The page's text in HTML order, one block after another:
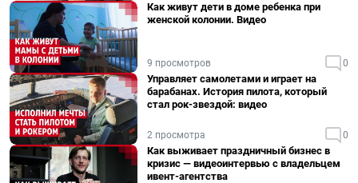
Как живут дети в доме ребенка при
женской колонии. Видео
9 просмотров 0
Управляет самолетами и играет на
барабанах. История пилота, который
стал рок-звездой: видео
2 просмотра 0
Как выживает праздничный бизнес в
кризис — видеоинтервью с владельцем
ивент-агентства